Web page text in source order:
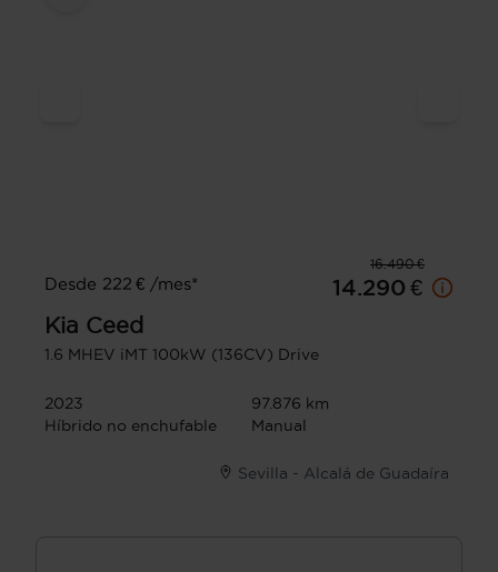
16.490 €
Desde 222 € /mes*
14.290 €
Kia Ceed
1.6 MHEV iMT 100kW (136CV) Drive
2023
97.876 km
Híbrido no enchufable
Manual
Sevilla - Alcalá de Guadaíra